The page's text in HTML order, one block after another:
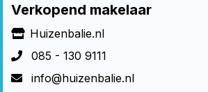
Verkopend makelaar
Huizenbalie.nl
085 - 130 9111
info@huizenbalie.nl